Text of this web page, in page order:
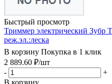
Быстрый просмотр
Триммер электрический Зубр
реж.эл.:леска
В корзину Покупка в 1 клик
2 889.60 ₽/шт
-
+
В корзину